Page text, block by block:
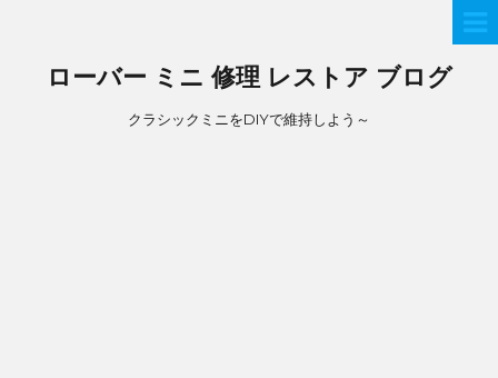
ローバー ミニ 修理 レストア ブログ
クラシックミニをDIYで維持しよう～